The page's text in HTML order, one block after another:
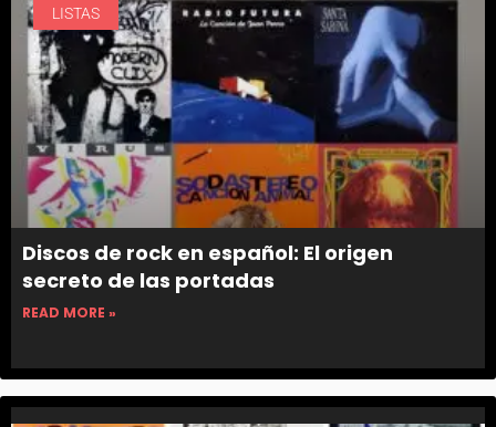
LISTAS
Discos de rock en español: El origen
secreto de las portadas
READ MORE »